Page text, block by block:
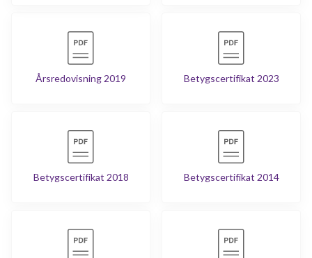
Årsredovisning 2019 Betygscertifikat 2023
Betygscertifikat 2018 Betygscertifikat 2014